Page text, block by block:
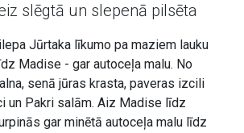
slēgtā un slepenā pilsēta
Jūrtaka līkumo pa maziem lauku
Madise - gar autoceļa malu. No
senā jūras krasta, paveras izcili
un Pakri salām. Aiz Madise līdz
gar minētā autoceļa malu līdz